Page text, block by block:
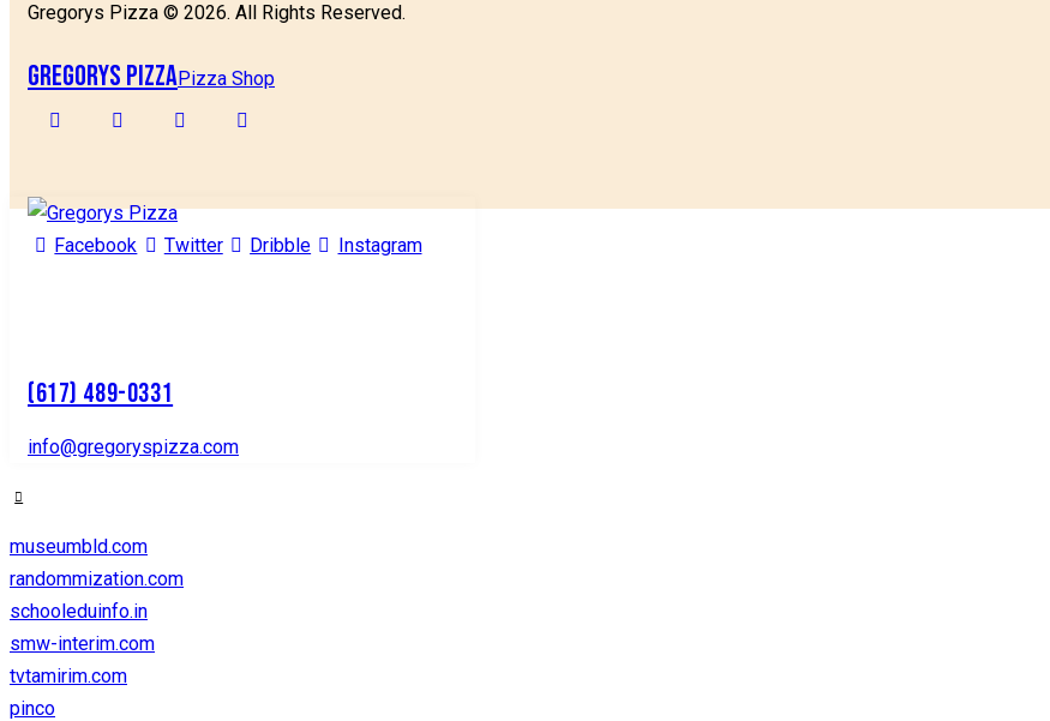
Gregorys Pizza © 2026. All Rights Reserved.
Gregorys PizzaPizza Shop
Facebook Twitter Dribble Instagram
(617) 489-0331
info@gregoryspizza.com
museumbld.com
randommization.com
schooleduinfo.in
smw-interim.com
tvtamirim.com
pinco